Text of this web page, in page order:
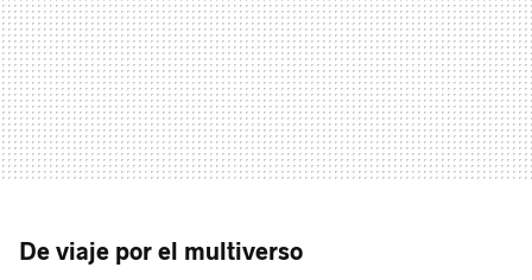
De viaje por el multiverso